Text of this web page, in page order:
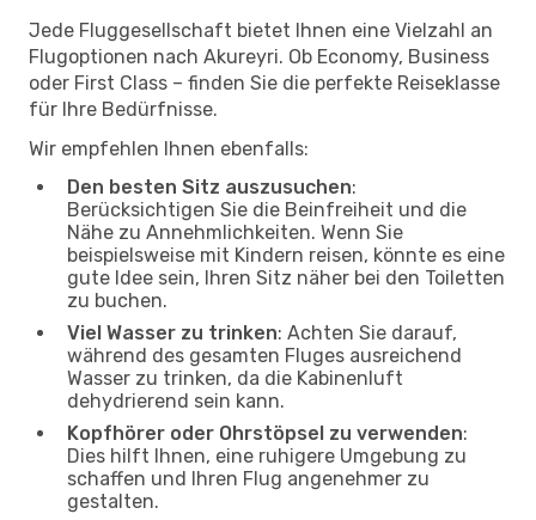
Jede Fluggesellschaft bietet Ihnen eine Vielzahl an
Flugoptionen nach Akureyri. Ob Economy, Business
oder First Class – finden Sie die perfekte Reiseklasse
für Ihre Bedürfnisse.
Wir empfehlen Ihnen ebenfalls:
Den besten Sitz auszusuchen:
Berücksichtigen Sie die Beinfreiheit und die
Nähe zu Annehmlichkeiten. Wenn Sie
beispielsweise mit Kindern reisen, könnte es eine
gute Idee sein, Ihren Sitz näher bei den Toiletten
zu buchen.
Viel Wasser zu trinken: Achten Sie darauf,
während des gesamten Fluges ausreichend
Wasser zu trinken, da die Kabinenluft
dehydrierend sein kann.
Kopfhörer oder Ohrstöpsel zu verwenden:
Dies hilft Ihnen, eine ruhigere Umgebung zu
schaffen und Ihren Flug angenehmer zu
gestalten.